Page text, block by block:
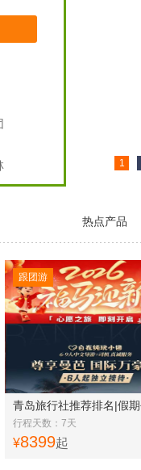
1
热点产品
行程天数：7天
¥8399起
跟团游